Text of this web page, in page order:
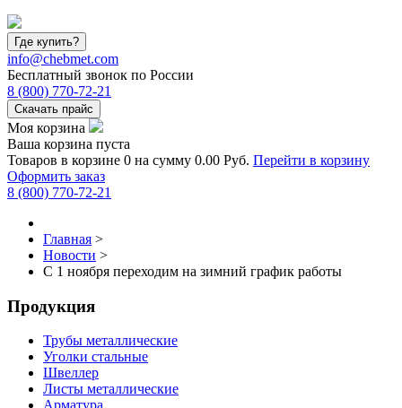
Где купить?
info@chebmet.com
Бесплатный звонок по России
8 (800) 770-72-21
Скачать прайс
Моя корзина
Ваша корзина пуста
Товаров в корзине 0 на сумму 0.00 Руб. Перейти в корзину
Оформить заказ
8 (800) 770-72-21
Главная >
Новости >
С 1 ноября переходим на зимний график работы
Продукция
Трубы металлические
Уголки стальные
Швеллер
Листы металлические